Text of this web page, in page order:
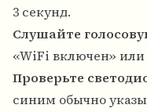
3 секунд.
Слушайте
«WiFi включен»
Проверьте
синим обычно